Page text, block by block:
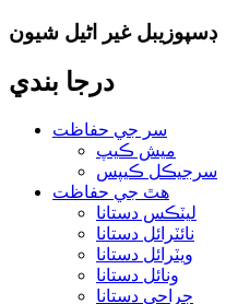
ڊسپوزيبل غير اڻيل شيون
درجا بندي
سر جي حفاظت
ميش ڪيپ
سرجيڪل ڪيپس
هٿ جي حفاظت
ليٽڪس دستانا
نائٽرائل دستانا
ويٽرائل دستانا
ونائل دستانا
جراحي دستانا